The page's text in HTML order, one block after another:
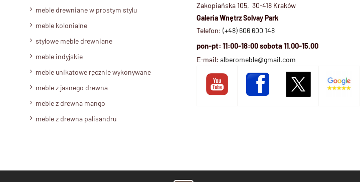
meble drewniane w prostym stylu
meble kolonialne
stylowe meble drewniane
meble indyjskie
meble unikatowe ręcznie wykonywane
meble z jasnego drewna
meble z drewna mango
meble z drewna palisandru
Zakopiańska 105, 30-418 Kraków
Galeria Wnętrz Solvay Park
Telefon: (+48) 606 600 148
pon-pt: 11:00-18:00 sobota 11.00-15.00
E-mail: alberomeble@gmail.com